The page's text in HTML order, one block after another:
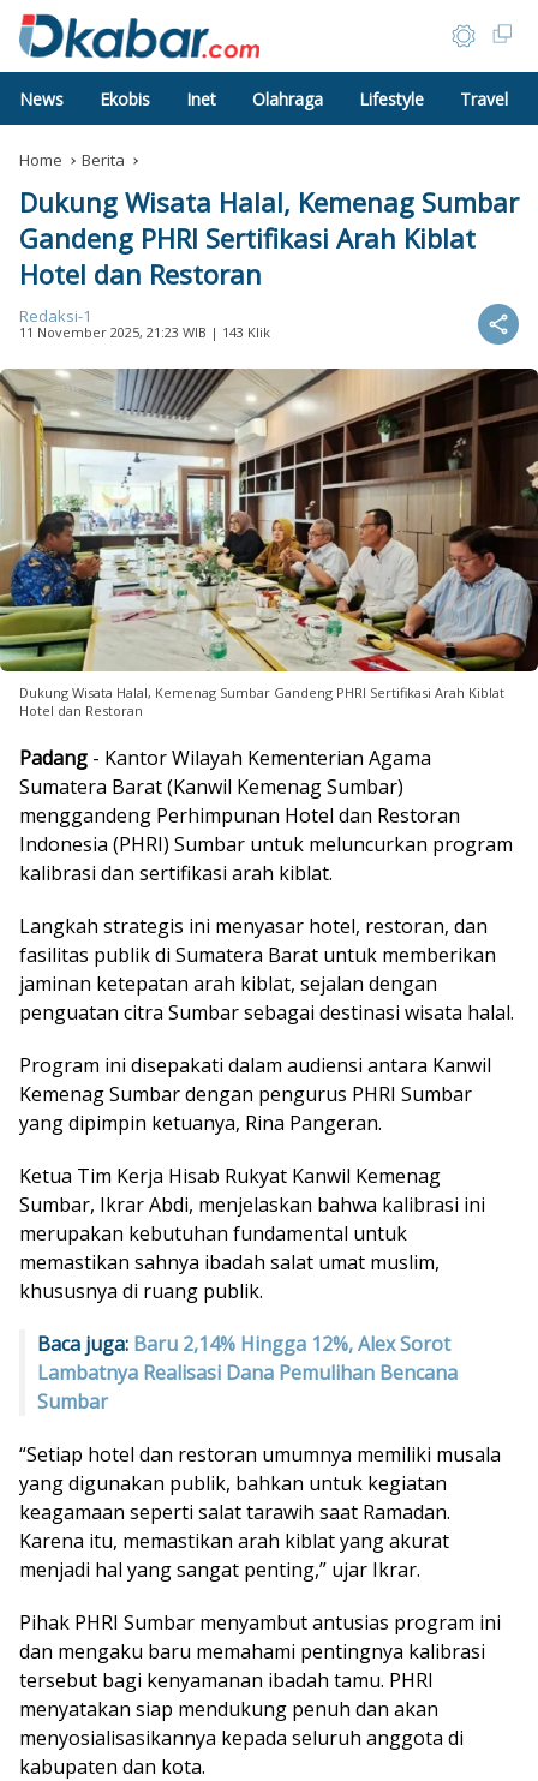
News Ekobis Inet Olahraga Lifestyle Travel
Home Berita
Dukung Wisata Halal, Kemenag Sumbar
Gandeng PHRI Sertifikasi Arah Kiblat
Hotel dan Restoran
Redaksi-1
11 November 2025, 21:23 WIB | 143 Klik
Dukung Wisata Halal, Kemenag Sumbar Gandeng PHRI Sertifikasi Arah Kiblat
Hotel dan Restoran
Padang - Kantor Wilayah Kementerian Agama
Sumatera Barat (Kanwil Kemenag Sumbar)
menggandeng Perhimpunan Hotel dan Restoran
Indonesia (PHRI) Sumbar untuk meluncurkan program
kalibrasi dan sertifikasi arah kiblat.
Langkah strategis ini menyasar hotel, restoran, dan
fasilitas publik di Sumatera Barat untuk memberikan
jaminan ketepatan arah kiblat, sejalan dengan
penguatan citra Sumbar sebagai destinasi wisata halal.
Program ini disepakati dalam audiensi antara Kanwil
Kemenag Sumbar dengan pengurus PHRI Sumbar
yang dipimpin ketuanya, Rina Pangeran.
Ketua Tim Kerja Hisab Rukyat Kanwil Kemenag
Sumbar, Ikrar Abdi, menjelaskan bahwa kalibrasi ini
merupakan kebutuhan fundamental untuk
memastikan sahnya ibadah salat umat muslim,
khususnya di ruang publik.
Baca juga: Baru 2,14% Hingga 12%, Alex Sorot
Lambatnya Realisasi Dana Pemulihan Bencana
Sumbar
“Setiap hotel dan restoran umumnya memiliki musala
yang digunakan publik, bahkan untuk kegiatan
keagamaan seperti salat tarawih saat Ramadan.
Karena itu, memastikan arah kiblat yang akurat
menjadi hal yang sangat penting,” ujar Ikrar.
Pihak PHRI Sumbar menyambut antusias program ini
dan mengaku baru memahami pentingnya kalibrasi
tersebut bagi kenyamanan ibadah tamu. PHRI
menyatakan siap mendukung penuh dan akan
menyosialisasikannya kepada seluruh anggota di
kabupaten dan kota.